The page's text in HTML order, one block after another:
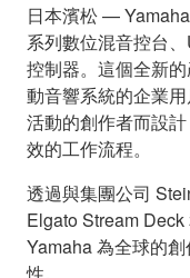
日本濱松 —
系列數位混音控台
控制器。這個全新
動音響系統的企業
活動的創作者而設
效的工作流程。
透過與集團公司
Elgato Stream Deck
Yamaha 為全球的